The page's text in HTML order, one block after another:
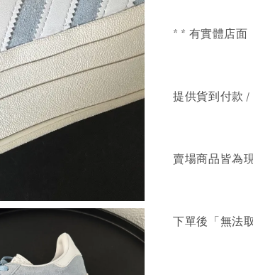
* * 有實體店面
提供貨到付款
賣場商品皆為
下單後「無法